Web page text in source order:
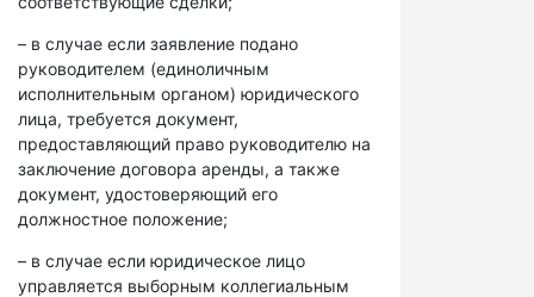
– в случае если заявление подано
руководителем (единоличным
исполнительным органом) юридического
лица, требуется документ,
предоставляющий право руководителю на
заключение договора аренды, а также
документ, удостоверяющий его
должностное положение;
– в случае если юридическое лицо
управляется выборным коллегиальным